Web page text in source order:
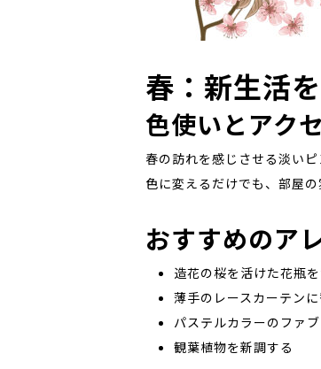
春：新生活
色使いとアク
春の訪れを感じさせる淡い
色に変えるだけでも、部屋の
おすすめのア
造花の桜を活けた花瓶を
薄手のレースカーテンに
パステルカラーのファ
観葉植物を新調する